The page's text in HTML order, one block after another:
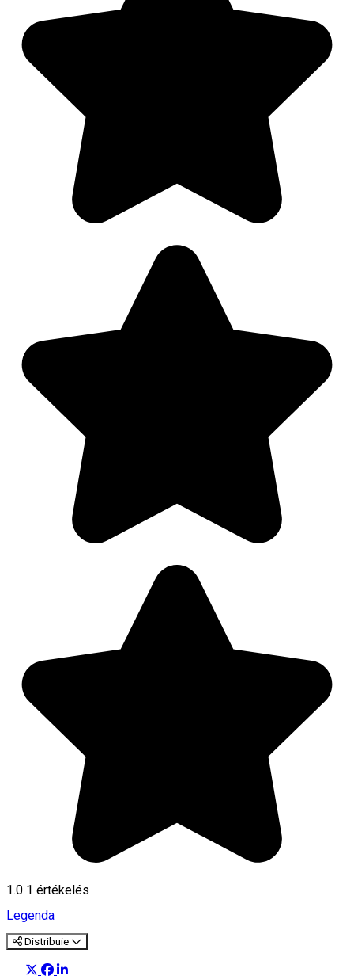
1.0 1 értékelés
Legenda
Distribuie